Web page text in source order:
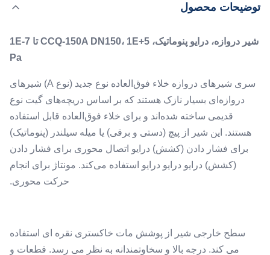
گیت نوع قدیمی ساخته شده‌اند و برای خلاء فوق‌العاده قابل
(پنوماتیک) برای فشا...
برجسته کردن:
دریچه دریچه خلاء خاکستری نقره ای
Working Pressure:
Application:
1E+5 تا 1E-7 Pa
Flange:
ISO-K/F، CF با واشر لاستیکی فلوئور
توضیحات محصول
شیر دروازه، درایو پنوماتیک، CCQ-150A DN150، 1E+5 تا 1E-7
Pa
سری شیرهای دروازه خلاء فوق‌العاده نوع جدید (نوع A) شیرهای
دروازه‌ای بسیار نازک هستند که بر اساس دریچه‌های گیت نوع
قدیمی ساخته شده‌اند و برای خلاء فوق‌العاده قابل استفاده
هستند. این شیر از پیچ (دستی و برقی) یا میله سیلندر (پنوماتیک)
برای فشار دادن (کشش) درایو اتصال محوری برای فشار دادن
(کشش) درایو درایو درایو استفاده می‌کند. مونتاژ برای انجام
حرکت محوری.
سطح خارجی شیر از پوشش مات خاکستری نقره ای استفاده
می کند. درجه بالا و سخاوتمندانه به نظر می رسد. قطعات و